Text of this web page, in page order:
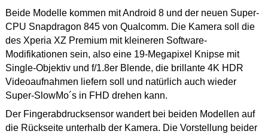
Beide Modelle kommen mit Android 8 und der neuen Super-
CPU Snapdragon 845 von Qualcomm. Die Kamera soll die
des Xperia XZ Premium mit kleineren Software-
Modifikationen sein, also eine 19-Megapixel Knipse mit
Single-Objektiv und f/1.8er Blende, die brillante 4K HDR
Videoaufnahmen liefern soll und natürlich auch wieder
Super-SlowMo´s in FHD drehen kann.
Der Fingerabdrucksensor wandert bei beiden Modellen auf
die Rückseite unterhalb der Kamera. Die Vorstellung beider